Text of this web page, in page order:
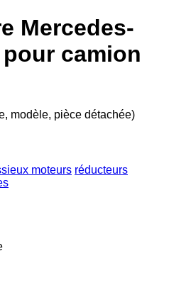
Mercedes-
camion
modèle, pièce détachée)
moteurs réducteurs